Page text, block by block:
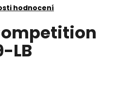
hodnocení
LB